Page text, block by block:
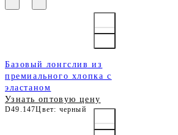
Базовый лонгслив из
премиального хлопка с
эластаном
Узнать оптовую цену
D49.147Цвет: черный